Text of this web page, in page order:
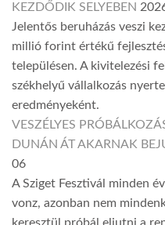
KEZDŐDIK SELYEBEN
Jelentős beruházás veszi
millió forint értékű
településen. A kivitelezési
székhelyű vállalkozás
eredményeként.
VESZÉLYES
DUNÁN ÁT AKARNAK
06
A Sziget Fesztivál minden
vonz, azonban nem